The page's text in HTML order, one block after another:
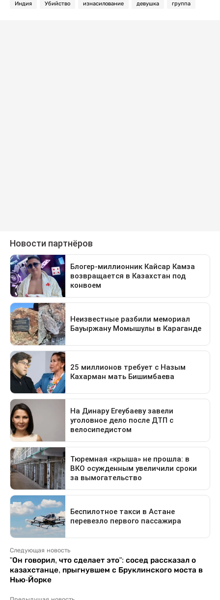
Индия Убийство изнасилование девушка группа
Следующая новость
"Он говорил, что сделает это": сосед рассказал о
казахстанце, прыгнувшем с Бруклинского моста в
Нью-Йорке